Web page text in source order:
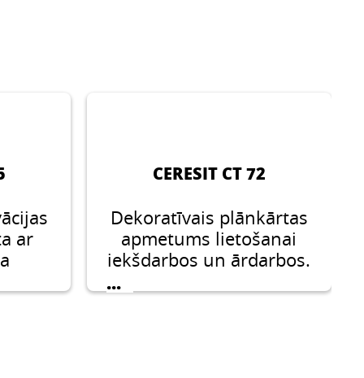
ar
CERESIT CT 72
Dekoratīvais plānkārtas
apmetums lietošanai
iekšdarbos un ārdarbos.
„akmentiņu” faktūra,
...